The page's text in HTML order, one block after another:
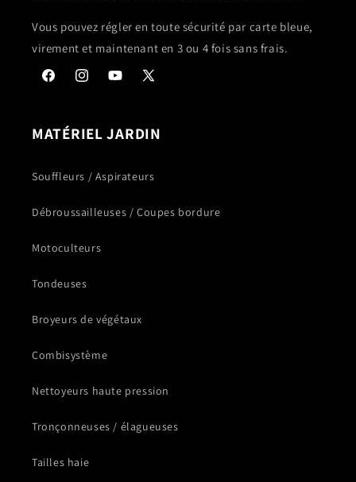
Vous pouvez régler en toute sécurité par carte bleue,
virement et maintenant en 3 ou 4 fois sans frais.
FacebookInstagramYouTube
X
MATÉRIEL JARDIN
Souffleurs / Aspirateurs
Débroussailleuses / Coupes bordure
Motoculteurs
Tondeuses
Broyeurs de végétaux
Combisystème
Nettoyeurs haute pression
Tronçonneuses / élagueuses
Tailles haie